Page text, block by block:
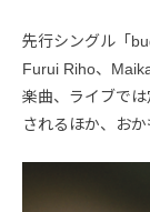
先行シングル「
Furui Riho、
楽曲、ライブで
されるほか、お